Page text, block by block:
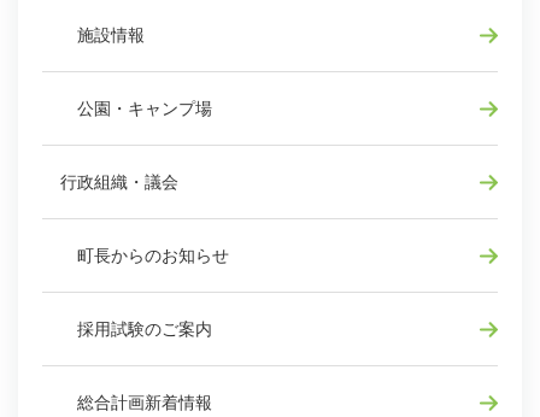
施設情報
公園・キャンプ場
行政組織・議会
町長からのお知らせ
採用試験のご案内
総合計画新着情報